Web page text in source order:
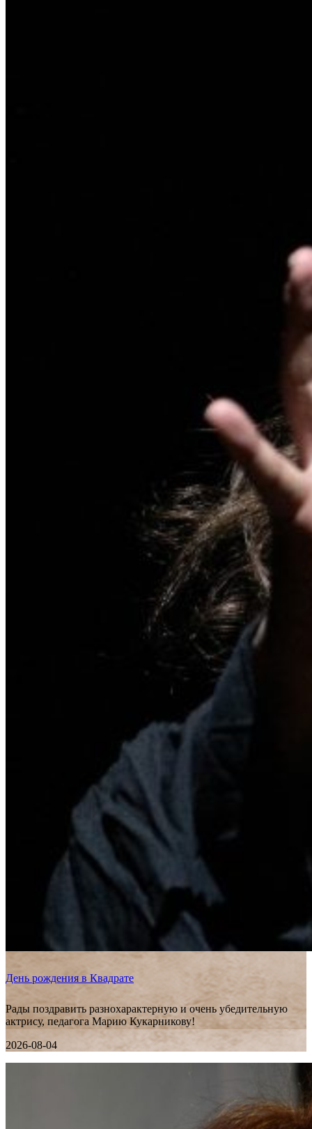
День рождения в Квадрате
Рады поздравить разнохарактерную и очень убедительную
актрису, педагога Марию Кукарникову!
2026-08-04